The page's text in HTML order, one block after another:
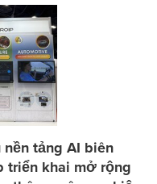
tảng AI biên
triển khai mở rộng